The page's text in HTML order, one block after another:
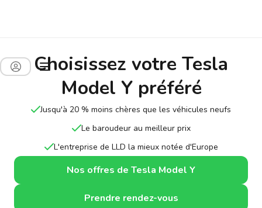
Choisissez votre Tesla
Model Y préféré
Jusqu'à 20 % moins chères que les véhicules neufs
Le baroudeur au meilleur prix
L'entreprise de LLD la mieux notée d'Europe
Nos offres de Tesla Model Y
Prendre rendez-vous